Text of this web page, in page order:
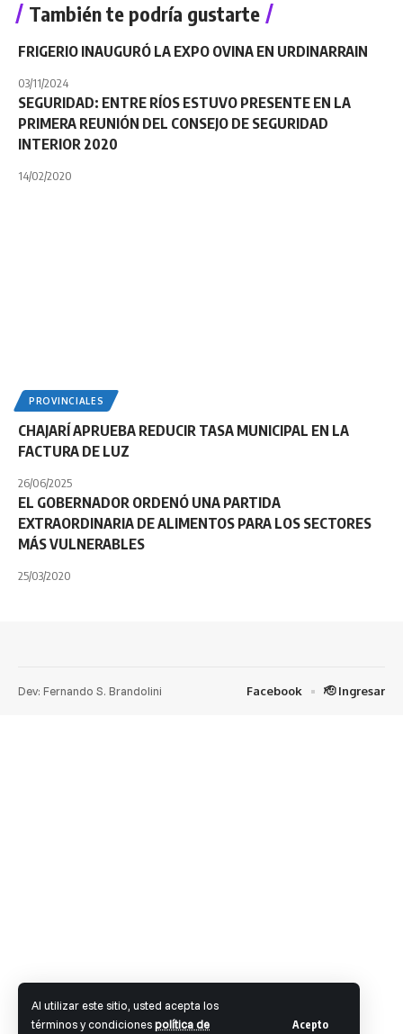
Al utilizar este sitio, usted acepta los
términos y condicionespolítica de Acepto
También te podría gustarte
FRIGERIO INAUGURÓ LA EXPO OVINA EN URDINARRAIN
03/11/2024
SEGURIDAD: ENTRE RÍOS ESTUVO PRESENTE EN LA
PRIMERA REUNIÓN DEL CONSEJO DE SEGURIDAD
INTERIOR 2020
14/02/2020
PROVINCIALES
CHAJARÍ APRUEBA REDUCIR TASA MUNICIPAL EN LA
FACTURA DE LUZ
26/06/2025
EL GOBERNADOR ORDENÓ UNA PARTIDA
EXTRAORDINARIA DE ALIMENTOS PARA LOS SECTORES
MÁS VULNERABLES
25/03/2020
Dev: Fernando S. Brandolini Facebook 🫡 Ingresar